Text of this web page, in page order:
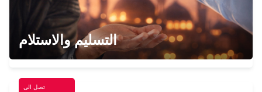
THIONVILLE YUTZ
YUTZ - FRANCE
التسليم والاستلام
تصل الى